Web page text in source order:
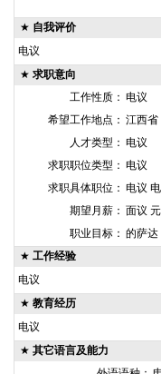
★ 自我评价
电议
★ 求职意向
工作性质： 电议
希望工作地点： 江西省
人才类型： 电议
求职职位类型： 电议
求职具体职位： 电议
期望月薪： 面议
职业目标： 的萨达
★ 工作经验
电议
★ 教育经历
电议
★ 其它语言及能力